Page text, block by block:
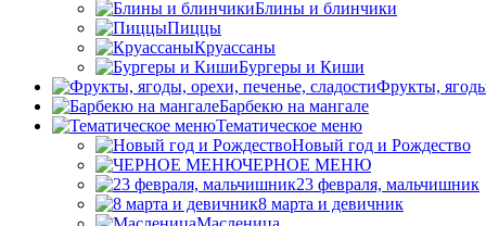
Блины и блинчики
Пиццы
Круасcаны
Бургеры и Киши
Фрукты,
Барбекю на мангале
Тематическое меню
Новый год и Рождество
ЧЕРНОЕ МЕНЮ
23 февраля, мальчишник
8 марта и девичник